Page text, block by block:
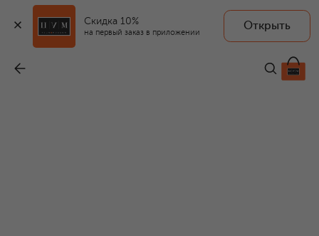
Скидка 10%
на первый заказ в приложении
Открыть
109 500 ₽